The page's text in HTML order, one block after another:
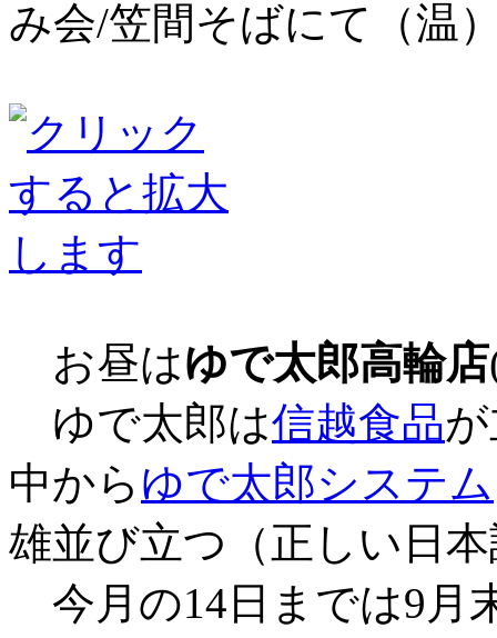
み会/笠間そばにて（温
お昼はゆで太郎高輪店
ゆで太郎は信越食品
中から ゆで太郎システム
雄並び立つ（正しい日
今月の14日までは9月